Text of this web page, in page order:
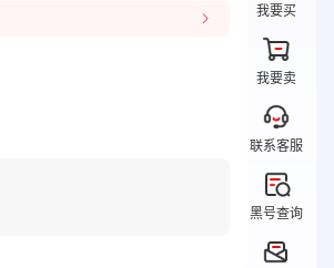
我要买
我要卖
联系客服
黑号查询